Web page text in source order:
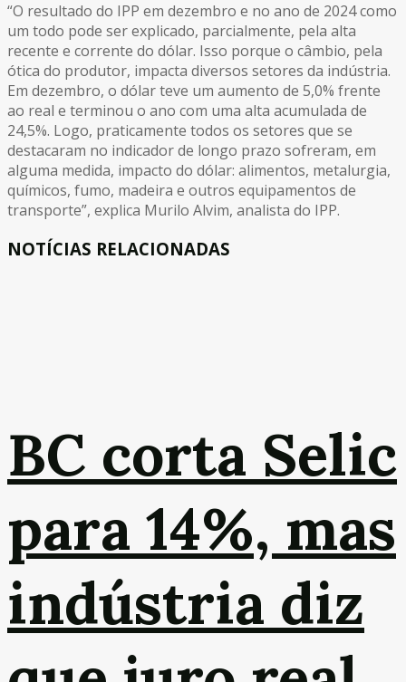
“O resultado do IPP em dezembro e no ano de 2024 como
um todo pode ser explicado, parcialmente, pela alta
recente e corrente do dólar. Isso porque o câmbio, pela
ótica do produtor, impacta diversos setores da indústria.
Em dezembro, o dólar teve um aumento de 5,0% frente
ao real e terminou o ano com uma alta acumulada de
24,5%. Logo, praticamente todos os setores que se
destacaram no indicador de longo prazo sofreram, em
alguma medida, impacto do dólar: alimentos, metalurgia,
químicos, fumo, madeira e outros equipamentos de
transporte”, explica Murilo Alvim, analista do IPP.
NOTÍCIAS RELACIONADAS
BC corta Selic
para 14%, mas
indústria diz